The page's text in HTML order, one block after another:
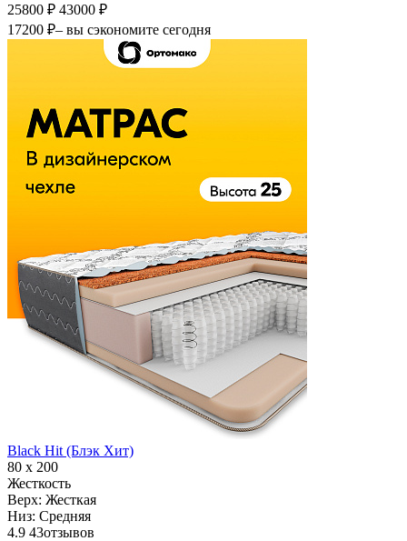
25800 ₽ 43000 ₽
17200 ₽– вы сэкономите сегодня
Black Hit (Блэк Хит)
80 х 200
Жесткость
Верх: Жесткая
Низ: Средняя
4.9 43отзывов